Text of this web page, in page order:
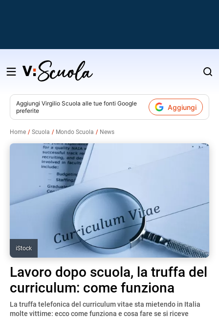
Salta
contenuto
Aggiungi Virgilio Scuola alle tue fonti Google
preferite
Aggiungi
Home Scuola Mondo Scuola News
iStock
Lavoro dopo scuola, la truffa del
curriculum: come funziona
La truffa telefonica del curriculum vitae sta mietendo in Italia
molte vittime: ecco come funziona e cosa fare se si riceve